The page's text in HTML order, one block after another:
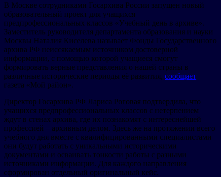
В Москве сотрудниками Госархива России запущен новый
образовательный проект для учащихся
предпрофессиональных классов «Учебный день в архиве».
Заместитель руководителя департамента образования и науки
Москвы Наталия Киселева называет Фонды Государственного
архива РФ неиссякаемым источником достоверной
информации, с помощью которой учащиеся смогут
формировать верные представления о нашей страны в
различные исторические периоды её развития, сообщает
газета «Мой район».
Директор Госархива РФ Лариса Роговая подтвердила, что
учащихся предпрофессиональных классов с нетерпением
ждут в стенах архива, где их познакомят с интереснейшей
профессией – архивным делом. Здесь же на протяжении всего
учебного дня вместе с квалифицированными специалистами
они будут работать с уникальными историческими
документами и осваивать тонкости работы с разными
источниками информации. Для каждого направления
сформирован отдельный оригинальный кейс.